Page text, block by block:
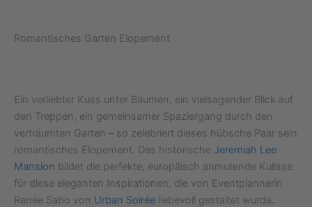
Romantisches Garten Elopement
Ein verliebter Kuss unter Bäumen, ein vielsagender Blick auf
den Treppen, ein gemeinsamer Spaziergang durch den
verträumten Garten – so zelebriert dieses hübsche Paar sein
romantisches Elopement. Das historische Jeremiah Lee
Mansion bildet die perfekte, europäisch anmutende Kulisse
für diese eleganten Inspirationen, die von Eventplannerin
Renée Sabo von Urban Soirée liebevoll gestaltet wurde.